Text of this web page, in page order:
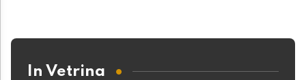
In Vetrina